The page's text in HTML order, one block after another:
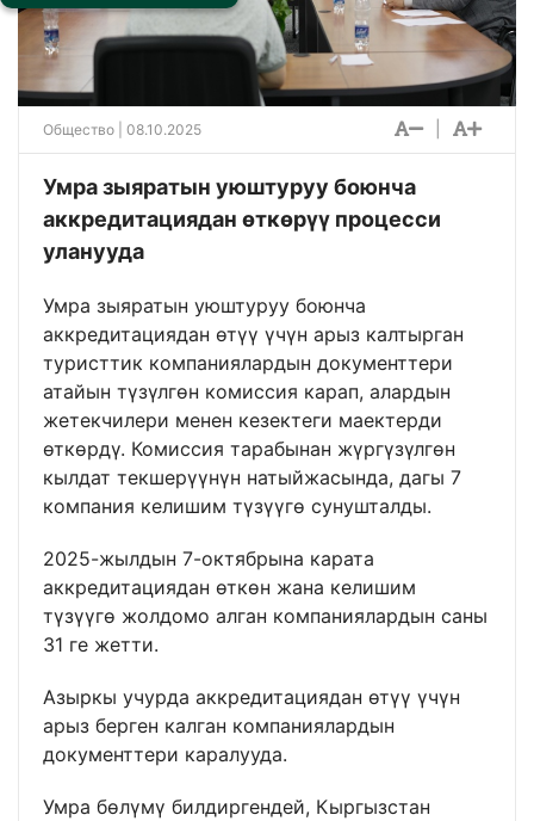
Общество | 08.10.2025
Умра зыяратын уюштуруу боюнча
аккредитациядан өткөрүү процесси
уланууда
Умра зыяратын уюштуруу боюнча
аккредитациядан өтүү үчүн арыз калтырган
туристтик компаниялардын документтери
атайын түзүлгөн комиссия карап, алардын
жетекчилери менен кезектеги маектерди
өткөрдү. Комиссия тарабынан жүргүзүлгөн
кылдат текшерүүнүн натыйжасында, дагы 7
компания келишим түзүүгө сунушталды.
2025-жылдын 7-октябрына карата
аккредитациядан өткөн жана келишим
түзүүгө жолдомо алган компаниялардын саны
31 ге жетти.
Азыркы учурда аккредитациядан өтүү үчүн
арыз берген калган компаниялардын
документтери каралууда.
Умра бөлүмү билдиргендей, Кыргызстан